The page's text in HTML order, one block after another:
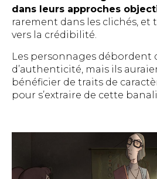
dans leurs approches
rarement dans les clichés,
vers la crédibilité.
Les personnages débordent
d’authenticité, mais ils
bénéficier de traits de
pour s’extraire de cette